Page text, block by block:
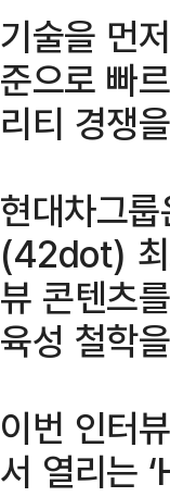
기술을 먼
준으로 빠
리티 경쟁
현대차그
(42dot) 최
뷰 콘텐츠
육성 철학
이번 인터
서 열리는